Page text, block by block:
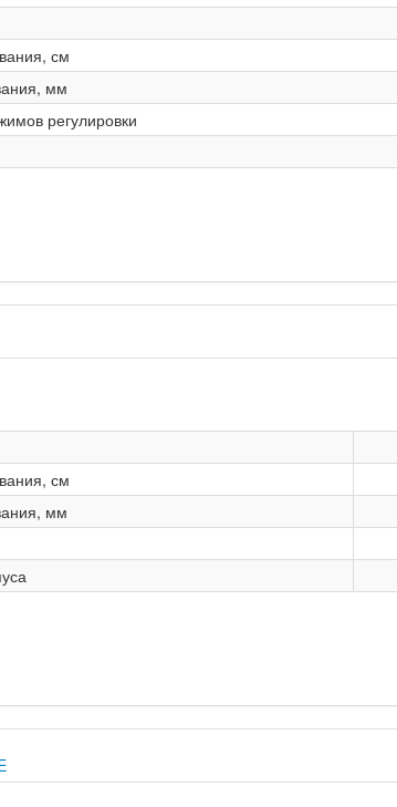
см
мм
регулировки
см
мм